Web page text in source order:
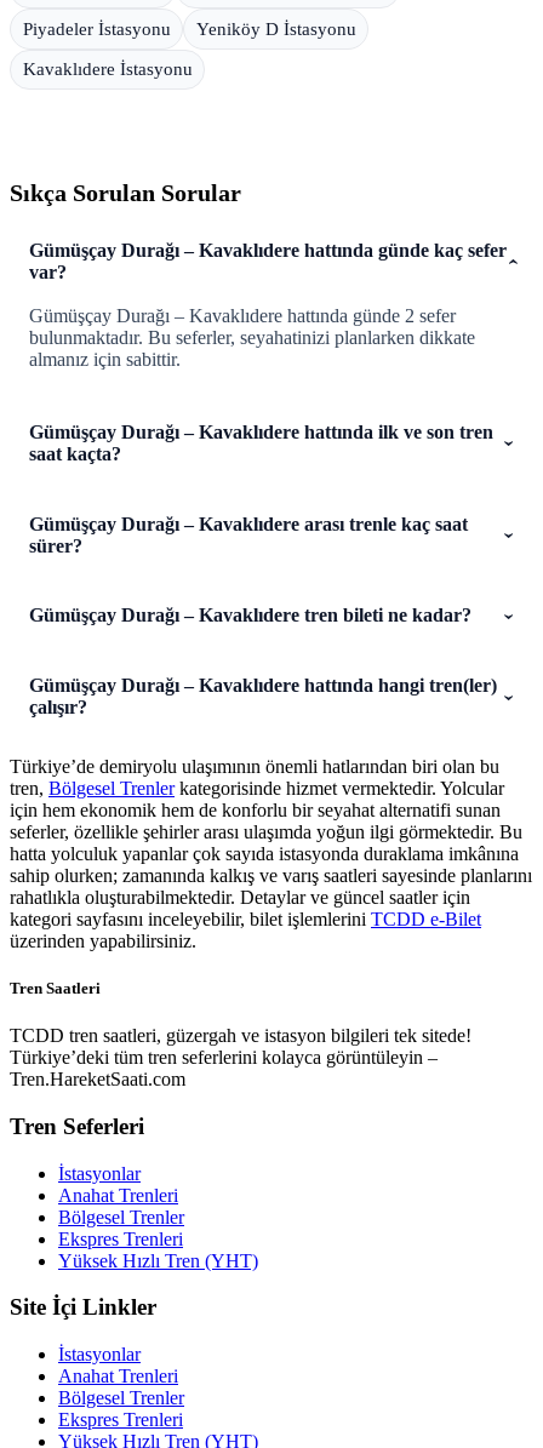
Piyadeler İstasyonu Yeniköy D İstasyonu
Kavaklıdere İstasyonu
Sıkça Sorulan Sorular
Gümüşçay Durağı – Kavaklıdere hattında günde kaç sefer
var?
Gümüşçay Durağı – Kavaklıdere hattında günde 2 sefer
bulunmaktadır. Bu seferler, seyahatinizi planlarken dikkate
almanız için sabittir.
Gümüşçay Durağı – Kavaklıdere hattında ilk ve son tren
saat kaçta?
Gümüşçay Durağı – Kavaklıdere arası trenle kaç saat
sürer?
Gümüşçay Durağı – Kavaklıdere tren bileti ne kadar?
Gümüşçay Durağı – Kavaklıdere hattında hangi tren(ler)
çalışır?
Türkiye’de demiryolu ulaşımının önemli hatlarından biri olan bu
tren, Bölgesel Trenlerkategorisinde hizmet vermektedir. Yolcular
için hem ekonomik hem de konforlu bir seyahat alternatifi sunan
seferler, özellikle şehirler arası ulaşımda yoğun ilgi görmektedir. Bu
hatta yolculuk yapanlar çok sayıda istasyonda duraklama imkânına
sahip olurken; zamanında kalkış ve varış saatleri sayesinde planlarını
rahatlıkla oluşturabilmektedir. Detaylar ve güncel saatler için
kategori sayfasını inceleyebilir, bilet işlemlerini TCDD e-Bilet
üzerinden yapabilirsiniz.
Tren Saatleri
TCDD tren saatleri, güzergah ve istasyon bilgileri tek sitede!
Türkiye’deki tüm tren seferlerini kolayca görüntüleyin –
Tren.HareketSaati.com
Tren Seferleri
İstasyonlar
Anahat Trenleri
Bölgesel Trenler
Ekspres Trenleri
Yüksek Hızlı Tren (YHT)
Site İçi Linkler
İstasyonlar
Anahat Trenleri
Bölgesel Trenler
Ekspres Trenleri
Yüksek Hızlı Tren (YHT)